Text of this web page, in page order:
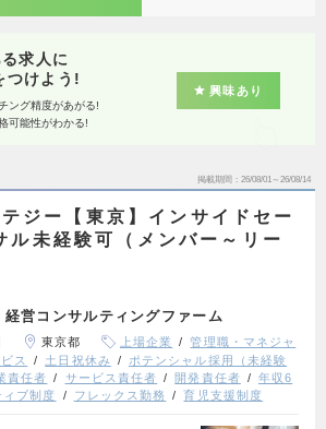
求人に
つけよう!
ング精度があがる!
可能性がわかる!
興味あり
掲載期間 26/08/01～26/08/14
ジー【東京】インサイドセー
未経験可（メンバー～リー
営コンサルティングファーム
東京都 上場企業
管理職・マネジャ
ス 土日祝休み
ポテンシャル採用（未経験
責任者 サービス責任者 開発責任者
年収6
ィブ制度 フレックス勤務 育児支援制度